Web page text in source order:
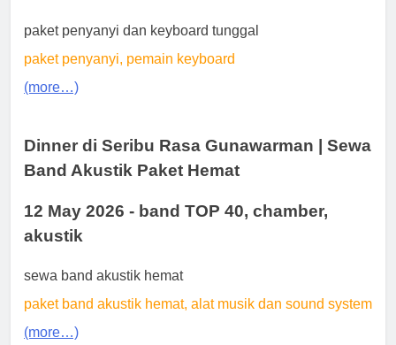
paket penyanyi dan keyboard tunggal
paket penyanyi, pemain keyboard
(more…)
Dinner di Seribu Rasa Gunawarman | Sewa
Band Akustik Paket Hemat
12 May 2026 - band TOP 40, chamber,
akustik
sewa band akustik hemat
paket band akustik hemat, alat musik dan sound system
(more…)